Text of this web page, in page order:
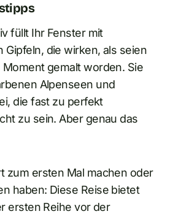
füllt Ihr Fenster mit
Gipfeln, die wirken, als seien
gemalt worden. Sie
Alpenseen und
die fast zu perfekt
zu sein. Aber genau das
zum ersten Mal machen oder
haben: Diese Reise bietet
ersten Reihe vor der